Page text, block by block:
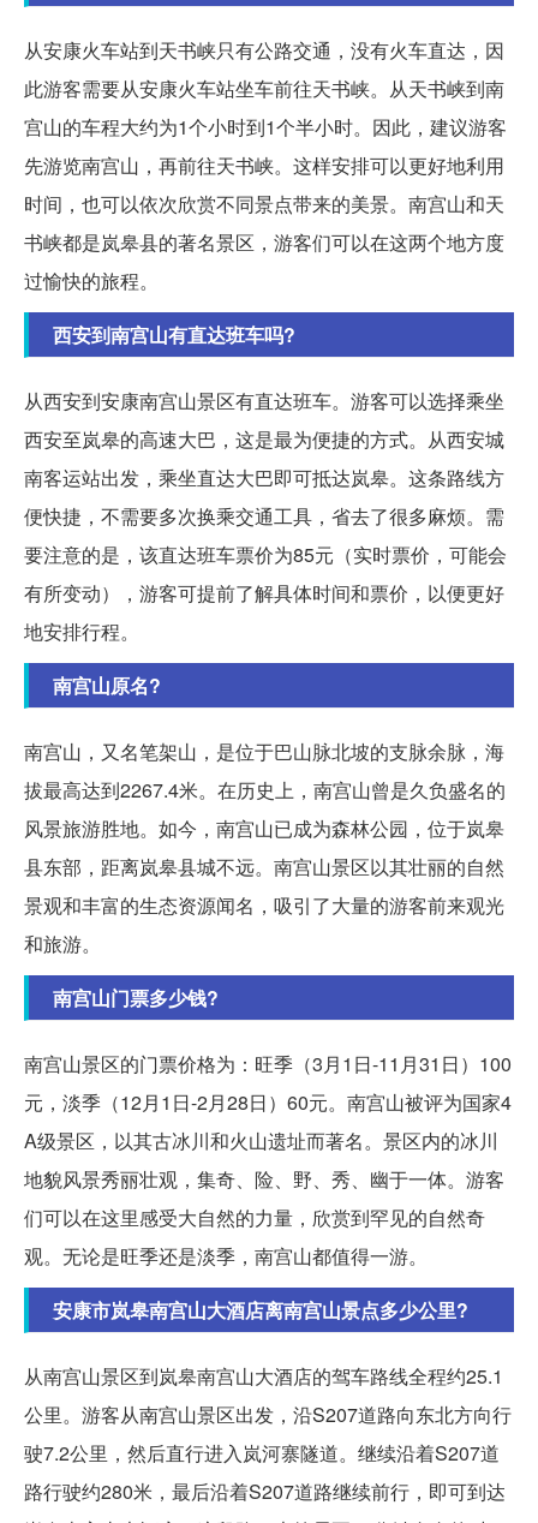
从安康火车站到天书峡只有公路交通，没有火车直达，因
此游客需要从安康火车站坐车前往天书峡。从天书峡到南
宫山的车程大约为1个小时到1个半小时。因此，建议游客
先游览南宫山，再前往天书峡。这样安排可以更好地利用
时间，也可以依次欣赏不同景点带来的美景。南宫山和天
书峡都是岚皋县的著名景区，游客们可以在这两个地方度
过愉快的旅程。
西安到南宫山有直达班车吗?
从西安到安康南宫山景区有直达班车。游客可以选择乘坐
西安至岚皋的高速大巴，这是最为便捷的方式。从西安城
南客运站出发，乘坐直达大巴即可抵达岚皋。这条路线方
便快捷，不需要多次换乘交通工具，省去了很多麻烦。需
要注意的是，该直达班车票价为85元（实时票价，可能会
有所变动），游客可提前了解具体时间和票价，以便更好
地安排行程。
南宫山原名?
南宫山，又名笔架山，是位于巴山脉北坡的支脉余脉，海
拔最高达到2267.4米。在历史上，南宫山曾是久负盛名的
风景旅游胜地。如今，南宫山已成为森林公园，位于岚皋
县东部，距离岚皋县城不远。南宫山景区以其壮丽的自然
景观和丰富的生态资源闻名，吸引了大量的游客前来观光
和旅游。
南宫山门票多少钱?
南宫山景区的门票价格为：旺季（3月1日-11月31日）100
元，淡季（12月1日-2月28日）60元。南宫山被评为国家4
A级景区，以其古冰川和火山遗址而著名。景区内的冰川
地貌风景秀丽壮观，集奇、险、野、秀、幽于一体。游客
们可以在这里感受大自然的力量，欣赏到罕见的自然奇
观。无论是旺季还是淡季，南宫山都值得一游。
安康市岚皋南宫山大酒店离南宫山景点多少公里?
从南宫山景区到岚皋南宫山大酒店的驾车路线全程约25.1
公里。游客从南宫山景区出发，沿S207道路向东北方向行
驶7.2公里，然后直行进入岚河寨隧道。继续沿着S207道
路行驶约280米，最后沿着S207道路继续前行，即可到达